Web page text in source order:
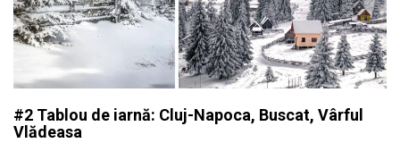
#2 Tablou de iarnă: Cluj-Napoca, Buscat, Vârful
Vlădeasa